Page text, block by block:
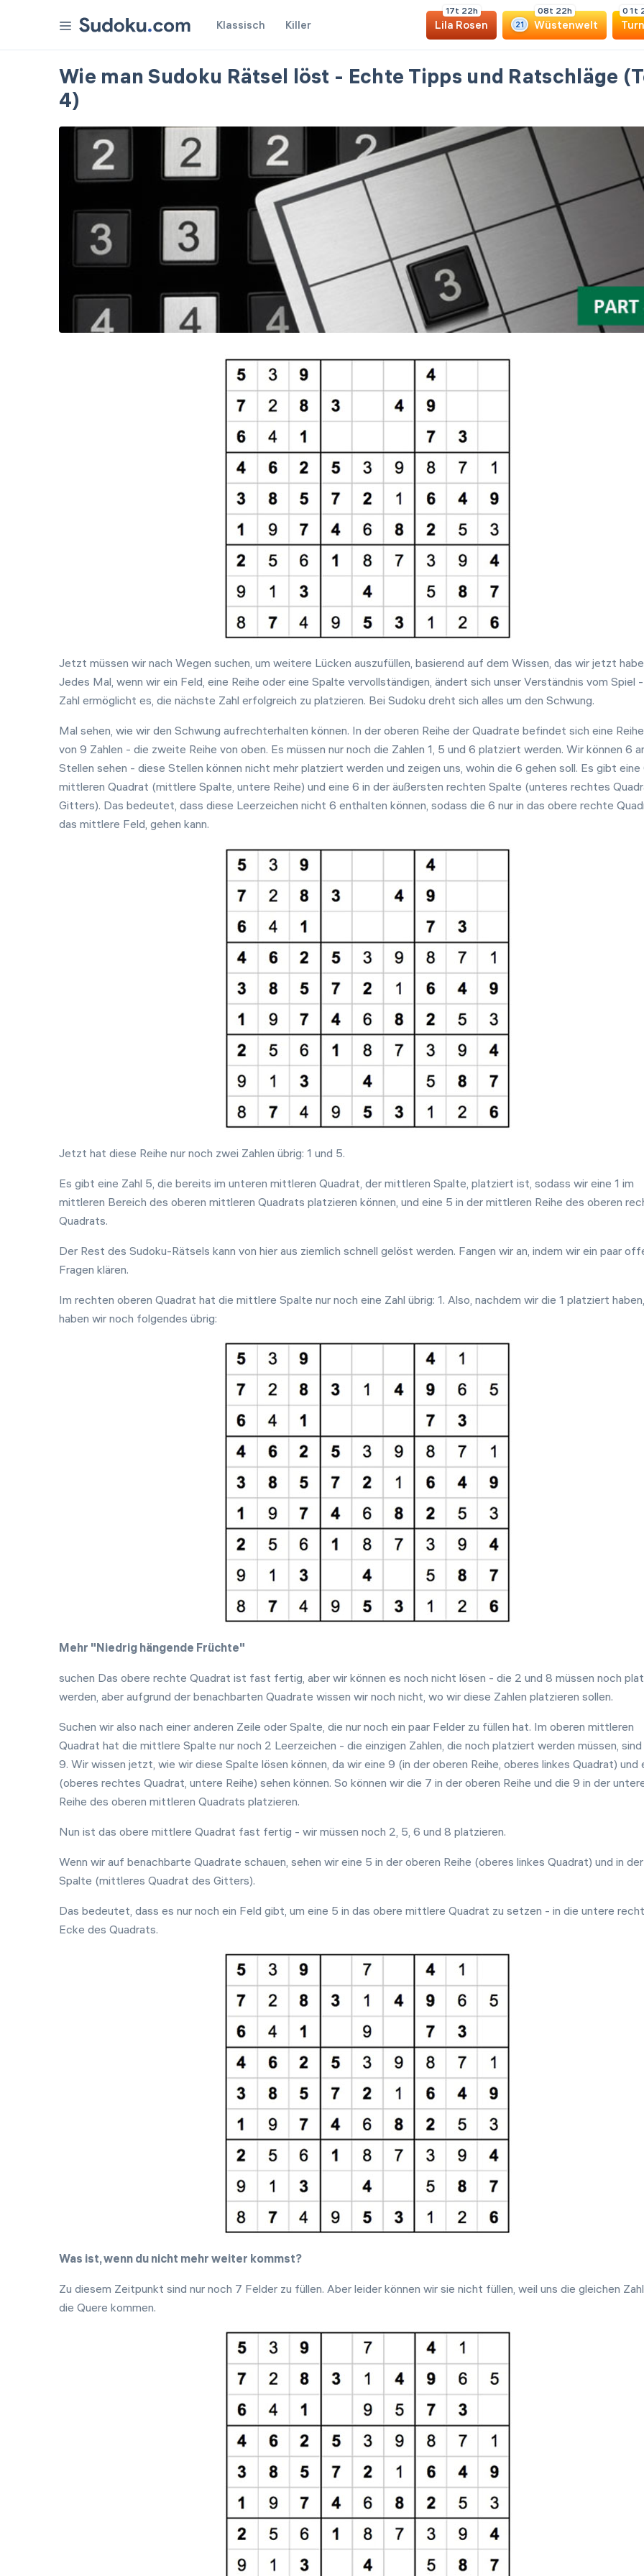
Auszeichnungen
Klassisch Killer
17t 22h
Lila Rosen 21
08t 22h
Wüstenwelt
0 1 t
Wie man Sudoku Rätsel löst - Echte Tipps und Ratschläge
4)
Jetzt müssen wir nach Wegen suchen, um weitere Lücken auszufüllen, basierend auf dem Wissen, das wir jetzt
Jedes Mal, wenn wir ein Feld, eine Reihe oder eine Spalte vervollständigen, ändert sich unser Verständnis vom Spiel
Zahl ermöglicht es, die nächste Zahl erfolgreich zu platzieren. Bei Sudoku dreht sich alles um den Schwung.
Mal sehen, wie wir den Schwung aufrechterhalten können. In der oberen Reihe der Quadrate befindet sich eine
von 9 Zahlen - die zweite Reihe von oben. Es müssen nur noch die Zahlen 1, 5 und 6 platziert werden. Wir können 6
Stellen sehen - diese Stellen können nicht mehr platziert werden und zeigen uns, wohin die 6 gehen soll. Es gibt eine
mittleren Quadrat (mittlere Spalte, untere Reihe) und eine 6 in der äußersten rechten Spalte (unteres rechtes
Gitters). Das bedeutet, dass diese Leerzeichen nicht 6 enthalten können, sodass die 6 nur in das obere rechte
das mittlere Feld, gehen kann.
Jetzt hat diese Reihe nur noch zwei Zahlen übrig: 1 und 5.
Es gibt eine Zahl 5, die bereits im unteren mittleren Quadrat, der mittleren Spalte, platziert ist, sodass wir eine 1 im
mittleren Bereich des oberen mittleren Quadrats platzieren können, und eine 5 in der mittleren Reihe des oberen
Quadrats.
Der Rest des Sudoku-Rätsels kann von hier aus ziemlich schnell gelöst werden. Fangen wir an, indem wir ein paar
Fragen klären.
Im rechten oberen Quadrat hat die mittlere Spalte nur noch eine Zahl übrig: 1. Also, nachdem wir die 1 platziert haben,
haben wir noch folgendes übrig:
Mehr "Niedrig hängende Früchte"
suchen Das obere rechte Quadrat ist fast fertig, aber wir können es noch nicht lösen - die 2 und 8 müssen noch
werden, aber aufgrund der benachbarten Quadrate wissen wir noch nicht, wo wir diese Zahlen platzieren sollen.
Suchen wir also nach einer anderen Zeile oder Spalte, die nur noch ein paar Felder zu füllen hat. Im oberen mittleren
Quadrat hat die mittlere Spalte nur noch 2 Leerzeichen - die einzigen Zahlen, die noch platziert werden müssen, sind
9. Wir wissen jetzt, wie wir diese Spalte lösen können, da wir eine 9 (in der oberen Reihe, oberes linkes Quadrat) und
(oberes rechtes Quadrat, untere Reihe) sehen können. So können wir die 7 in der oberen Reihe und die 9 in der
Reihe des oberen mittleren Quadrats platzieren.
Nun ist das obere mittlere Quadrat fast fertig - wir müssen noch 2, 5, 6 und 8 platzieren.
Wenn wir auf benachbarte Quadrate schauen, sehen wir eine 5 in der oberen Reihe (oberes linkes Quadrat) und in
Spalte (mittleres Quadrat des Gitters).
Das bedeutet, dass es nur noch ein Feld gibt, um eine 5 in das obere mittlere Quadrat zu setzen - in die untere
Ecke des Quadrats.
Was ist, wenn du nicht mehr weiter kommst?
Zu diesem Zeitpunkt sind nur noch 7 Felder zu füllen. Aber leider können wir sie nicht füllen, weil uns die gleichen
die Quere kommen.